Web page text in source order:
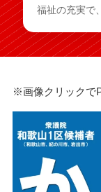
福祉の充実で
※画像クリックで